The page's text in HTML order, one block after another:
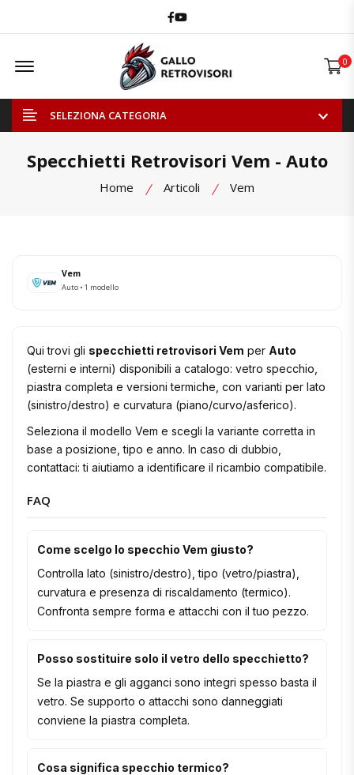
Facebook
Youtube
Offcanvas Menu Open 0
SELEZIONA CATEGORIA
Specchietti Retrovisori Vem - Auto
Home Articoli Vem
Vem
Auto • 1 modello
Qui trovi gli specchietti retrovisori Vem per Auto
(esterni e interni) disponibili a catalogo: vetro specchio,
piastra completa e versioni termiche, con varianti per lato
(sinistro/destro) e curvatura (piano/curvo/asferico).
Seleziona il modello Vem e scegli la variante corretta in
base a posizione, tipo e anno. In caso di dubbio,
contattaci: ti aiutiamo a identificare il ricambio compatibile.
FAQ
Come scelgo lo specchio Vem giusto?
Controlla lato (sinistro/destro), tipo (vetro/piastra),
curvatura e presenza di riscaldamento (termico).
Confronta sempre forma e attacchi con il tuo pezzo.
Posso sostituire solo il vetro dello specchietto?
Se la piastra e gli agganci sono integri spesso basta il
vetro. Se supporto o attacchi sono danneggiati
conviene la piastra completa.
Cosa significa specchio termico?